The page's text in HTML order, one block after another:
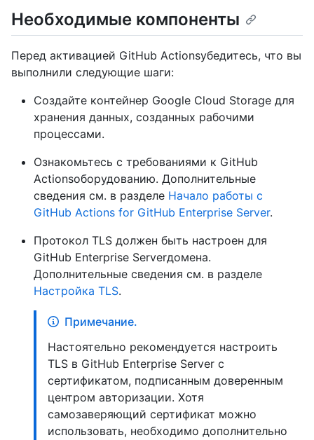
Необходимые компоненты
Перед активацией GitHub Actionsубедитесь, что вы
выполнили следующие шаги:
Создайте контейнер Google Cloud Storage для
хранения данных, созданных рабочими
процессами.
Ознакомьтесь с требованиями к GitHub
Actionsоборудованию. Дополнительные
сведения см. в разделе Начало работы с
GitHub Actions for GitHub Enterprise Server.
Протокол TLS должен быть настроен для
GitHub Enterprise Serverдомена.
Дополнительные сведения см. в разделе
Настройка TLS.
Примечание.
Настоятельно рекомендуется настроить
TLS в GitHub Enterprise Server с
сертификатом, подписанным доверенным
центром авторизации. Хотя
самозаверяющий сертификат можно
использовать, необходимо дополнительно